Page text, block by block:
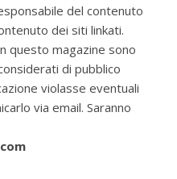
del contenuto
dei siti linkati.
questo magazine sono
di pubblico
violasse eventuali
via email. Saranno